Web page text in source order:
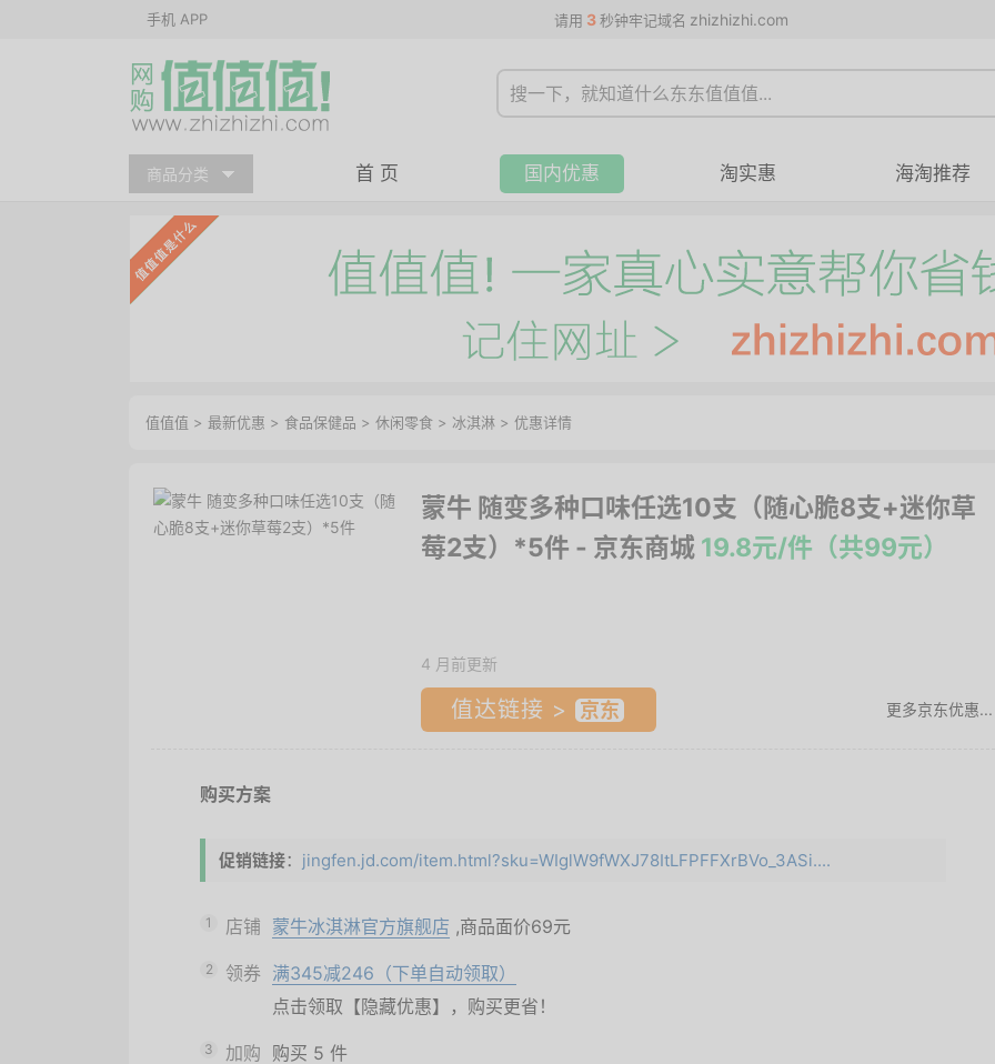
手机 APP 请用 3 秒钟牢记域名 zhizhizhi.com
商品分类 首 页 国内优惠 淘实惠 海淘推荐
值值值 > 最新优惠 > 食品保健品 > 休闲零食 > 冰淇淋 > 优惠详情
蒙牛 随变多种口味任选10支（随心脆8支+迷你草
莓2支）*5件 - 京东商城 19.8元/件（共99元）
4 月前更新
值达链接 > 更多京东优惠...
购买方案
促销链接： jingfen.jd.com/item.html?sku=WIglW9fWXJ78ItLFPFFXrBVo_3ASi....
1 店铺 蒙牛冰淇淋官方旗舰店 ,商品面价69元
2 领券 满345减246（下单自动领取）
点击领取【隐藏优惠】，购买更省！
3 加购 购买 5 件